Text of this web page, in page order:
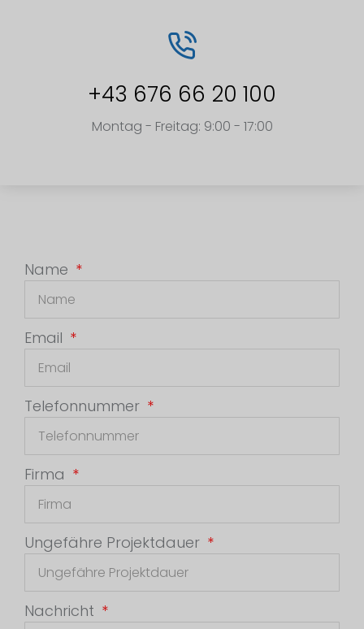
+43 676 66 20 100
Montag - Freitag: 9:00 - 17:00
Name
Email
Telefonnummer
Firma
Ungefähre Projektdauer
Nachricht